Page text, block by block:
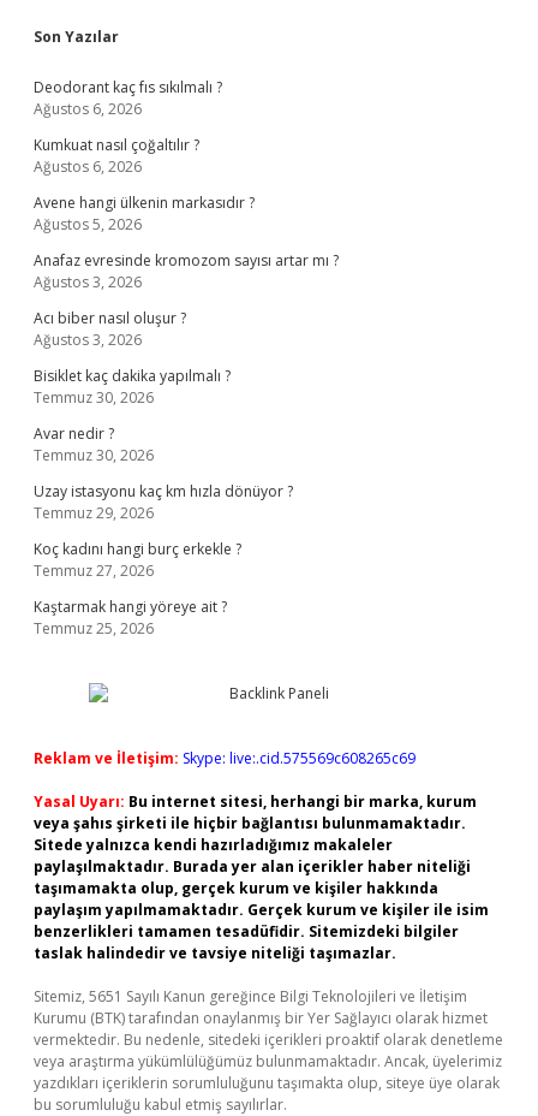
Sidebar
Son Yazılar
Deodorant kaç fıs sıkılmalı ?
Ağustos 6, 2026
Kumkuat nasıl çoğaltılır ?
Ağustos 6, 2026
Avene hangi ülkenin markasıdır ?
Ağustos 5, 2026
Anafaz evresinde kromozom sayısı artar mı ?
Ağustos 3, 2026
Acı biber nasıl oluşur ?
Ağustos 3, 2026
Bisiklet kaç dakika yapılmalı ?
Temmuz 30, 2026
Avar nedir ?
Temmuz 30, 2026
Uzay istasyonu kaç km hızla dönüyor ?
Temmuz 29, 2026
Koç kadını hangi burç erkekle ?
Temmuz 27, 2026
Kaştarmak hangi yöreye ait ?
Temmuz 25, 2026
Reklam ve İletişim: Skype: live:.cid.575569c608265c69
Yasal Uyarı: Bu internet sitesi, herhangi bir marka, kurum
veya şahıs şirketi ile hiçbir bağlantısı bulunmamaktadır.
Sitede yalnızca kendi hazırladığımız makaleler
paylaşılmaktadır. Burada yer alan içerikler haber niteliği
taşımamakta olup, gerçek kurum ve kişiler hakkında
paylaşım yapılmamaktadır. Gerçek kurum ve kişiler ile isim
benzerlikleri tamamen tesadüfidir. Sitemizdeki bilgiler
taslak halindedir ve tavsiye niteliği taşımazlar.
Sitemiz, 5651 Sayılı Kanun gereğince Bilgi Teknolojileri ve İletişim
Kurumu (BTK) tarafından onaylanmış bir Yer Sağlayıcı olarak hizmet
vermektedir. Bu nedenle, sitedeki içerikleri proaktif olarak denetleme
veya araştırma yükümlülüğümüz bulunmamaktadır. Ancak, üyelerimiz
yazdıkları içeriklerin sorumluluğunu taşımakta olup, siteye üye olarak
bu sorumluluğu kabul etmiş sayılırlar.